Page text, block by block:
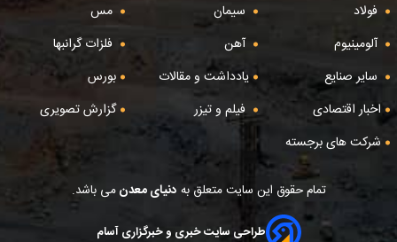
فولاد
سیمان
مس
آلومینیوم
آهن
فلزات گرانبها
سایر صنایع
یادداشت و مقالات
بورس
اخبار اقتصادی
فیلم و تیزر
گزارش تصویری
شرکت های برجسته
تمام حقوق این سایت متعلق به دنیای معدنمی باشد.
طراحی سایت خبری و خبرگزاری آسام